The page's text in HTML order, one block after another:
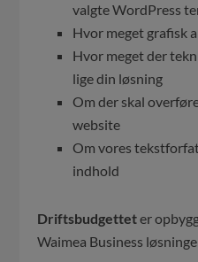
valgte WordPress
Hvor meget grafisk
Hvor meget der
lige din løsning
Om der skal
website
Om vores
indhold
Driftsbudgetteter
Waimea Business